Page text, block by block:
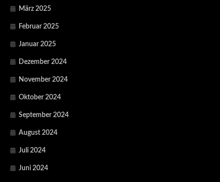
März 2025
Februar 2025
Januar 2025
Dezember 2024
November 2024
Oktober 2024
September 2024
August 2024
Juli 2024
Juni 2024